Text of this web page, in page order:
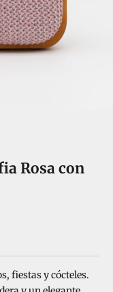
Rosa con
fiestas y cócteles.